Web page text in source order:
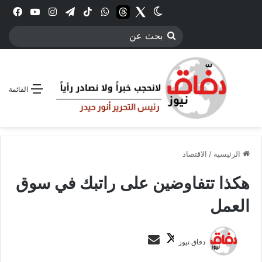
انستقرامتيلقرام‫TikTokواتسابthreadsTwitter
الوضع المظلم
بحث
القائمة
الرئيسية / الاقتصاد
هكذا تتفاوضين على راتبك في سوق
العمل
دفاق نيوز
ت